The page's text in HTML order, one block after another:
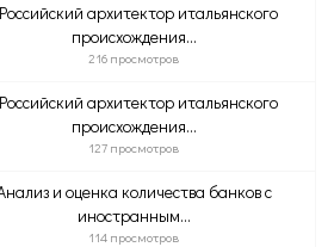
архитектор итальянского
происхождения...
216 просмотров
архитектор итальянского
происхождения...
127 просмотров
и оценка количества банков с
иностранным...
114 просмотров